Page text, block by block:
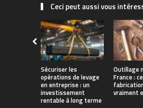
Ceci peut aussi vous
Sécuriser les
opérations de levage
en entreprise : un
investissement
rentable à long terme
Outillage
France :
vraiment